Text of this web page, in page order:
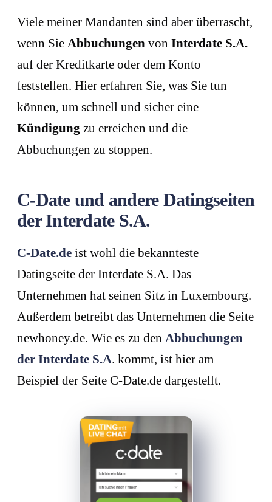
Viele meiner Mandanten sind aber überrascht,
wenn Sie Abbuchungen von Interdate S.A.
auf der Kreditkarte oder dem Konto
feststellen. Hier erfahren Sie, was Sie tun
können, um schnell und sicher eine
Kündigung zu erreichen und die
Abbuchungen zu stoppen.
C-Date und andere Datingseiten
der Interdate S.A.
C-Date.de ist wohl die bekannteste
Datingseite der Interdate S.A. Das
Unternehmen hat seinen Sitz in Luxembourg.
Außerdem betreibt das Unternehmen die Seite
newhoney.de. Wie es zu den Abbuchungen
der Interdate S.A. kommt, ist hier am
Beispiel der Seite C-Date.de dargestellt.